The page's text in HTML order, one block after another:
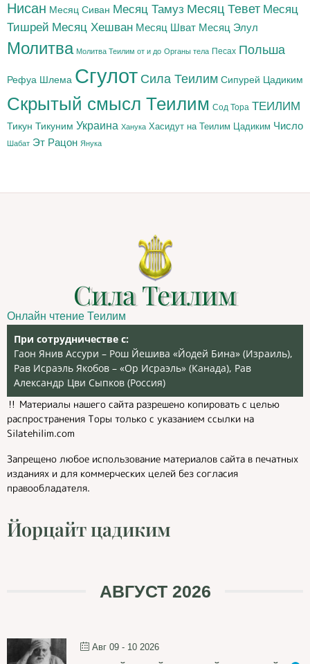
Нисан Месяц Сиван Месяц Тамуз Месяц Тевет Месяц
Тишрей Месяц Хешван Месяц Шват Месяц Элул
Молитва Молитва Теилим от и до Органы тела Песах Польша
Рефуа Шлема Сгулот Сила Теилим Сипурей Цадиким
Скрытый смысл Теилим Сод Тора ТЕИЛИМ
Тикун Тикуним Украина Ханука Хасидут на Теилим Цадиким Число
Шабат Эт Рацон Янука
Сила Теилим
Онлайн чтение Теилим
При сотрудничестве с:
Гаон Янив Ассури – Рош Йешива «Йодей Бина» (Израиль),
Рав Исраэль Якобов – «Ор Исраэль» (Канада), Рав
Александр Цви Сыпков (Россия)
‼️ Материалы нашего сайта разрешено копировать с целью
распространения Торы только с указанием ссылки на
Silatehilim.com
Запрещено любое использование материалов сайта в печатных
изданиях и для коммерческих целей без согласия
правообладателя.
Йорцайт цадиким
АВГУСТ 2026
Авг 09 - 10 2026